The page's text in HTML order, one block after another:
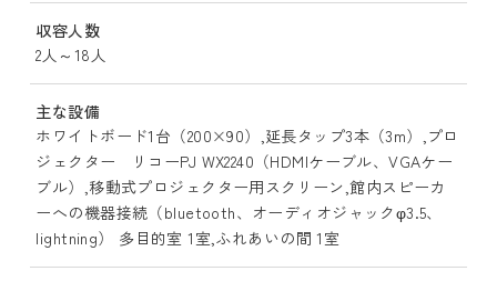
収容人数
2人～18人
主な設備
ホワイトボード1台（200×90）,延長タップ3本（3m）,プロ
ジェクター リコーPJ WX2240（HDMIケーブル、VGAケー
ブル）,移動式プロジェクター用スクリーン,館内スピーカ
ーへの機器接続（bluetooth、オーディオジャックφ3.5、
lightning） 多目的室 1室,ふれあいの間 1室